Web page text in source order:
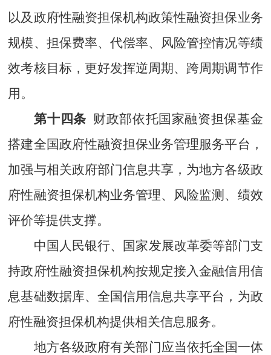
以及 政府性融资担保机构政策性融资担保业务
规模、担保费率、代偿率、风险管控情况等绩
效考核目标，更好发挥逆周期、跨周期调节作
用。
第十四条 财政部依托国家融资担保基金
搭建全国政府性融资担保业务管理服务平台，
加强与相关政府部门信息共享，为地方各级政
府性融资担保机构业务管理、风险监测、绩效
评价等提供支撑。
中国人民银行、国家发展改革委等部门支
持政府性融资担保机构按规定接入金融信用信
息基础数据库、全国信用信息共享平台， 为政
府性融资担保机构提供相关信息服务。
地方各级政府有关部门应当依托全国一体